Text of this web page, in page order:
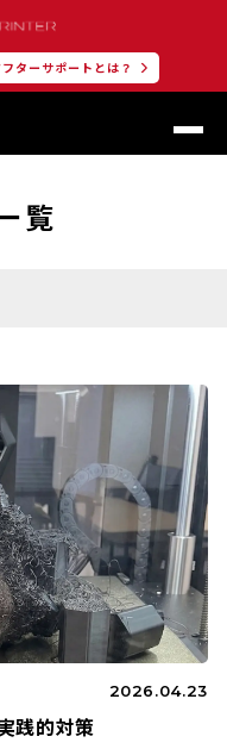
ターサポートとは？
覧
2026.04.23
践的対策